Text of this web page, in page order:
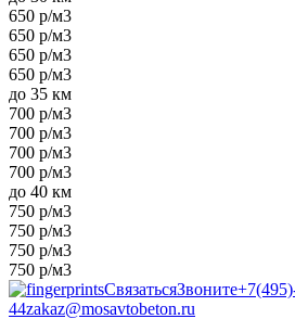
650 р/м3
650 р/м3
650 р/м3
650 р/м3
до 35 км
700 р/м3
700 р/м3
700 р/м3
700 р/м3
до 40 км
750 р/м3
750 р/м3
750 р/м3
750 р/м3
СвязатьсяЗвоните
44zakaz@mosavtobeton.ru